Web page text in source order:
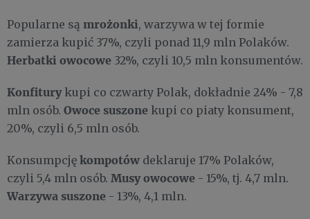
Popularne są mrożonki, warzywa w tej formie
zamierza kupić 37%, czyli ponad 11,9 mln Polaków.
Herbatki owocowe 32%, czyli 10,5 mln konsumentów.
Konfitury kupi co czwarty Polak, dokładnie 24% - 7,8
mln osób. Owoce suszone kupi co piaty konsument,
20%, czyli 6,5 mln osób.
Konsumpcję kompotów deklaruje 17% Polaków,
czyli 5,4 mln osób. Musyowocowe - 15%, tj. 4,7 mln.
Warzywa suszone - 13%, 4,1 mln.